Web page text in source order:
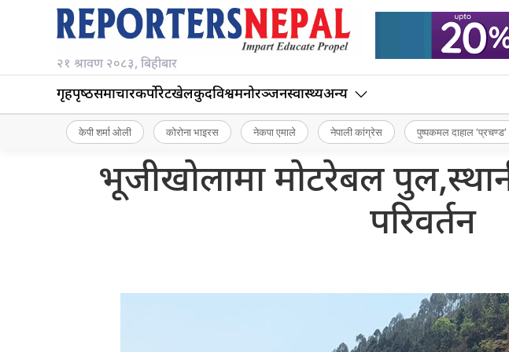
२१ श्रावण २०८३, बिहीबार
गृहपृष्‍ठसमाचारकर्पोरेटखेलकुदविश्वमनोरञ्जनस्वास्थ्यअन्य
केपी शर्मा ओली कोरोना भाइरस नेकपा एमाले नेपाली कांग्रेस पुष्पकमल दाहाल ‘प्रचण्ड’
भूजीखोलामा मोटरेबल
परिवर्तन